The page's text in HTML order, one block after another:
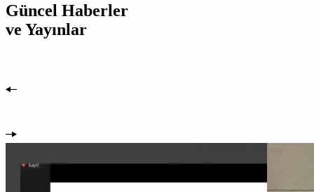
Güncel Haberler
ve Yayınlar